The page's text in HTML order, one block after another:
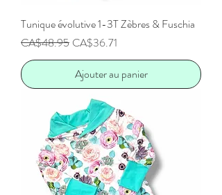
Tunique évolutive 1-3T Zèbres & Fuschia
Prix original
CA$48.95 Prix promotionnel
CA$36.71
Ajouter au panier